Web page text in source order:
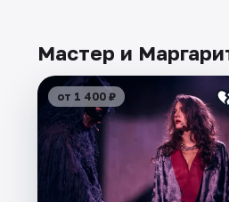
Мастер и
от 1 400 ₽